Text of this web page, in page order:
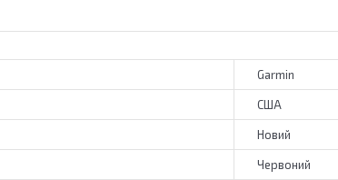
Garmin
США
Новий
Червоний